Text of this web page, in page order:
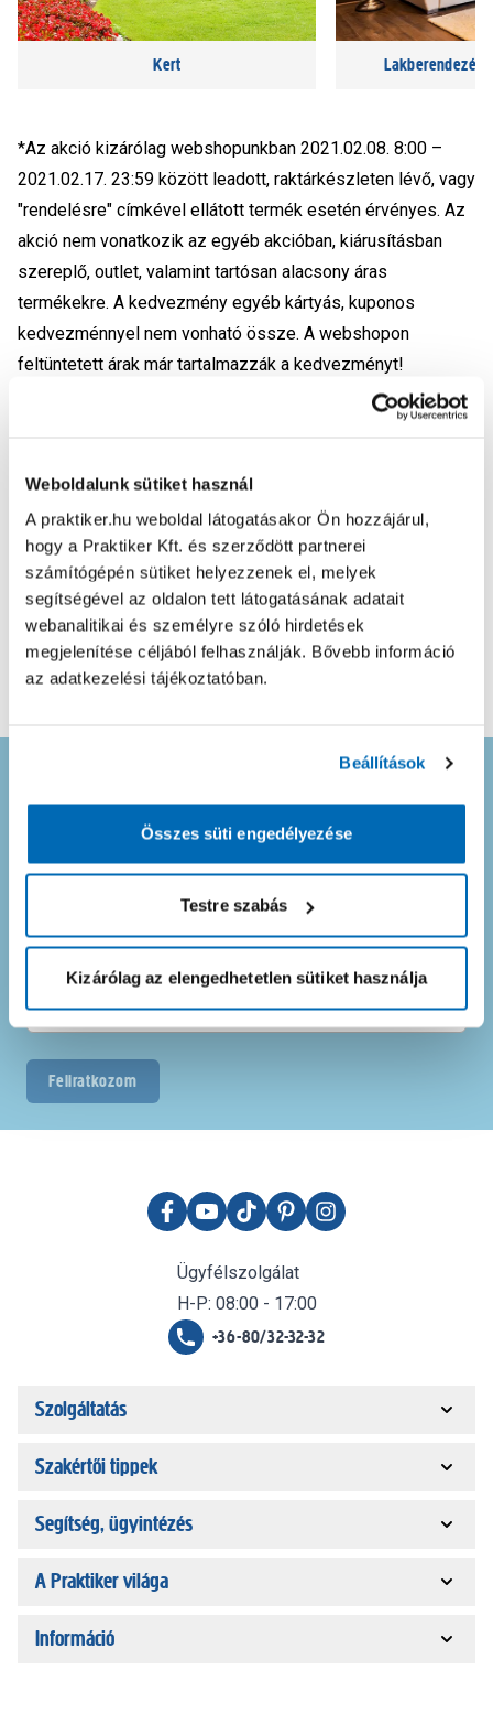
Weboldalunk sütiket használ
A praktiker.hu weboldal látogatásakor Ön hozzájárul,
hogy a Praktiker Kft. és szerződött partnerei
számítógépén sütiket helyezzenek el, melyek
segítségével az oldalon tett látogatásának adatait
webanalitikai és személyre szóló hirdetések
megjelenítése céljából felhasználják. Bővebb információ
az adatkezelési tájékoztatóban.
Beállítások
Összes süti engedélyezése
Testre szabás
Kizárólag az elengedhetetlen sütiket használja
Kert
*Az akció kizárólag webshopunkban 2021.02.08. 8:00 –
2021.02.17. 23:59 között leadott, raktárkészleten lévő, vagy
"rendelésre" címkével ellátott termék esetén érvényes. Az
akció nem vonatkozik az egyéb akcióban, kiárusításban
szereplő, outlet, valamint tartósan alacsony áras
termékekre. A kedvezmény egyéb kártyás, kuponos
kedvezménnyel nem vonható össze. A webshopon
feltüntetett árak már tartalmazzák a kedvezményt!
A készletek
folyamatos online és áruházi értékesítése miatt a
készletek eltérhetnek egymástól, így előfordulhat, hogy a
webshopban már lefoglalt termék nem áll rendelkezésre
(például mert az áruházi értékesítés keretében eladásra
került a termék utolsó darabja is). Ilyen esetben a termékre
vonatkozó megrendelésedet nem tudjuk teljesíteni,
amelyről rövid időn belül tájékoztatunk, és a meg nem
valósult online vásárlás esetlegesen általad már kifizetett
hírlevelünkre
és merülj el kedvezményeink
Feliratkozom
Ügyfélszolgálat
H-P: 08:00 - 17:00
+36-80/32-32-32
Szolgáltatás
Szakértői tippek
Segítség, ügyintézés
A Praktiker világa
Információ